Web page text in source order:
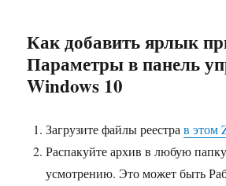
Как добавить ярлык
Параметры в панель
Windows 10
Загрузите файлы реестрав этом
Распакуйте архив в любую
усмотрению. Это может быть